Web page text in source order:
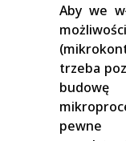
Aby we
trzeba
pewne